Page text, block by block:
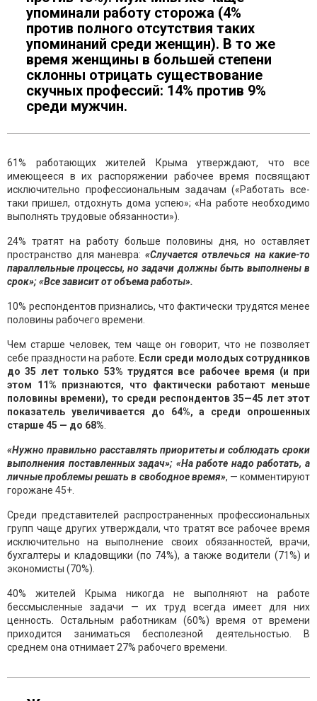
упоминали работу сторожа (4%
против полного отсутствия таких
упоминаний среди женщин). В то же
время женщины в большей степени
склонны отрицать существование
скучных профессий: 14% против 9%
среди мужчин.
61% работающих жителей Крыма утверждают, что все
имеющееся в их распоряжении рабочее время посвящают
исключительно профессиональным задачам («Работать все-
таки пришел, отдохнуть дома успею»; «На работе необходимо
выполнять трудовые обязанности»).
24% тратят на работу больше половины дня, но оставляет
пространство для маневра: «Случается отвлечься на какие-то
параллельные процессы, но задачи должны быть выполнены в
срок»; «Все зависит от объема работы».
10% респондентов признались, что фактически трудятся менее
половины рабочего времени.
Чем старше человек, тем чаще он говорит, что не позволяет
себе праздности на работе.
Если среди молодых сотрудников
до 35 лет только 53% трудятся все рабочее время (и при
этом 11% признаются, что фактически работают меньше
половины времени), то среди респондентов 35—45 лет этот
показатель увеличивается до 64%, а среди опрошенных
старше 45 — до 68%
«Нужно правильно расставлять приоритеты и соблюдать сроки
выполнения поставленных задач»; «На работе надо работать, а
личные проблемы решать в свободное время», — комментируют
горожане 45+.
Среди представителей распространенных профессиональных
групп чаще других утверждали, что тратят все рабочее время
исключительно на выполнение своих обязанностей, врачи,
бухгалтеры и кладовщики (по 74%), а также водители (71%) и
экономисты (70%).
40% жителей Крыма никогда не выполняют на работе
бессмысленные задачи — их труд всегда имеет для них
ценность. Остальным работникам (60%) время от времени
приходится заниматься бесполезной деятельностью. В
среднем она отнимает 27% рабочего времени.